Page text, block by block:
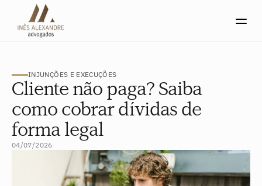
INJUNÇÕES E EXECUÇÕES
Cliente não paga? Saiba
como cobrar dívidas de
forma legal
04/07/2026